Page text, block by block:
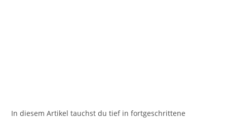
In diesem Artikel tauchst du tief in fortgeschrittene